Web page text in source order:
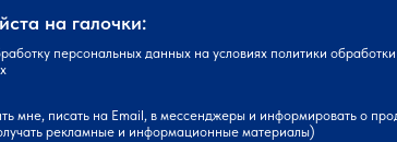
на галочки:
персональных данных на условиях политики обработки
мне, писать на Email, в мессенджеры и информировать о
рекламные и информационные материалы)